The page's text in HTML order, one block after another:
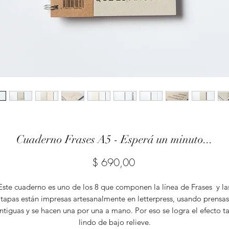
Cuaderno Frases A5 - Esperá un minuto...
$ 690,00Precio
cuaderno es uno de los 8 que componen la línea de Frases y
tapas están impresas artesanalmente en letterpress, usando prensas
y se hacen una por una a mano. Por eso se logra el efecto
lindo de bajo relieve.